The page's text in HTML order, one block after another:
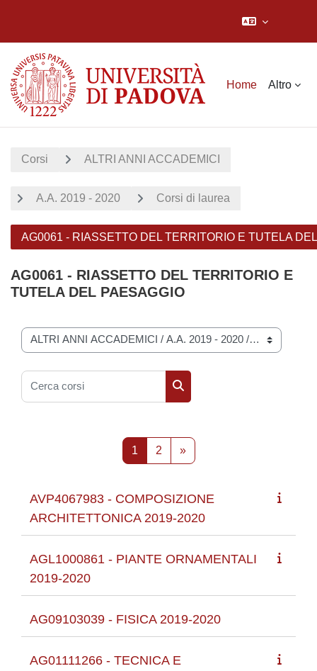
Home Altro
Corsi ALTRI ANNI ACCADEMICI
A.A. 2019 - 2020 Corsi di laurea
AG0061 - RIASSETTO DEL TERRITORIO E TUTELA
AG0061 - RIASSETTO DEL TERRITORIO E
TUTELA DEL PAESAGGIO
Categorie di corso
Cerca corsi
Cerca corsi
1 Pagina 1
2Pagina 2
»Pagina successiva
AVP4067983 - COMPOSIZIONE
ARCHITETTONICA 2019-2020
AGL1000861 - PIANTE ORNAMENTALI
2019-2020
AG09103039 - FISICA 2019-2020
AG01111266 - TECNICA E